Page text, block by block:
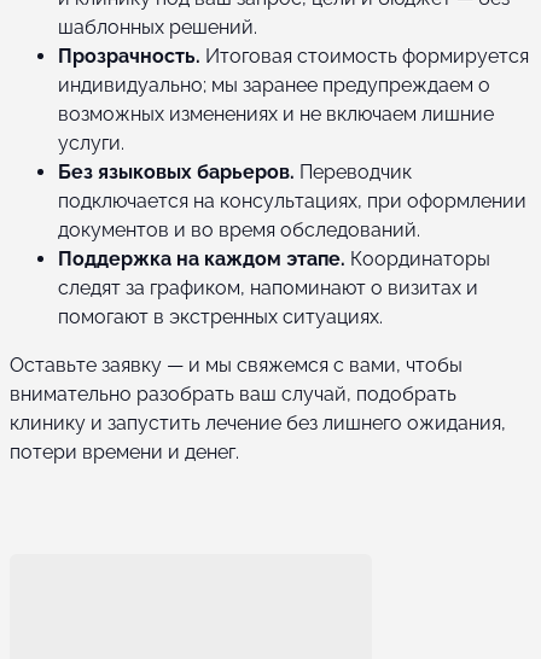
шаблонных решений.
Прозрачность. Итоговая стоимость формируется
индивидуально; мы заранее предупреждаем о
возможных изменениях и не включаем лишние
услуги.
Без языковых барьеров. Переводчик
подключается на консультациях, при оформлении
документов и во время обследований.
Поддержка на каждом этапе. Координаторы
следят за графиком, напоминают о визитах и
помогают в экстренных ситуациях.
Оставьте заявку — и мы свяжемся с вами, чтобы
внимательно разобрать ваш случай, подобрать
клинику и запустить лечение без лишнего ожидания,
потери времени и денег.